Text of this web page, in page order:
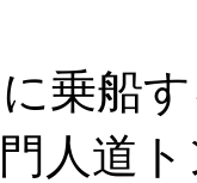
乗船
人道